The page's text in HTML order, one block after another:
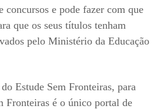
concursos e pode fazer com que
que os seus títulos tenham
pelo Ministério da Educação
Estude Sem Fronteiras, para
Fronteiras é o único portal de